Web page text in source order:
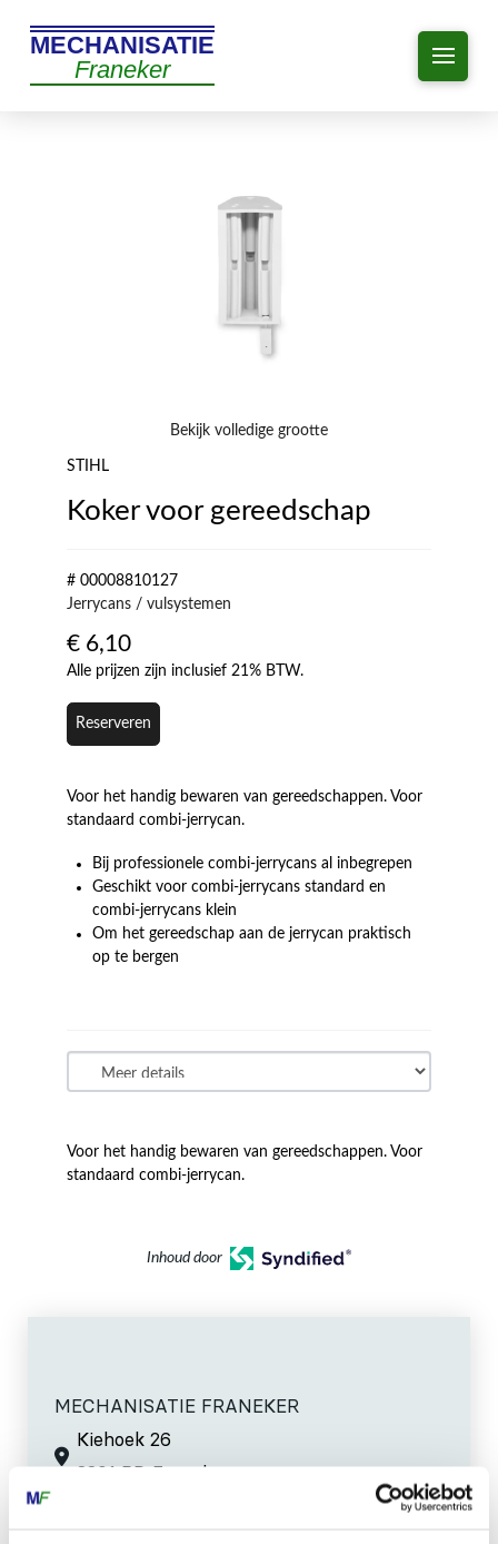
MECHANISATIE
Franeker
Bekijk volledige grootte
STIHL
Koker voor gereedschap
# 00008810127
Jerrycans / vulsystemen
€ 6,10
Alle prijzen zijn inclusief 21% BTW.
Reserveren
Voor het handig bewaren van gereedschappen. Voor
standaard combi-jerrycan.
Bij professionele combi-jerrycans al inbegrepen
Geschikt voor combi-jerrycans standard en
combi-jerrycans klein
Om het gereedschap aan de jerrycan praktisch
op te bergen
Voor het handig bewaren van gereedschappen. Voor
standaard combi-jerrycan.
Inhoud door
MECHANISATIE FRANEKER
Kiehoek 26
8801 RD Franeker